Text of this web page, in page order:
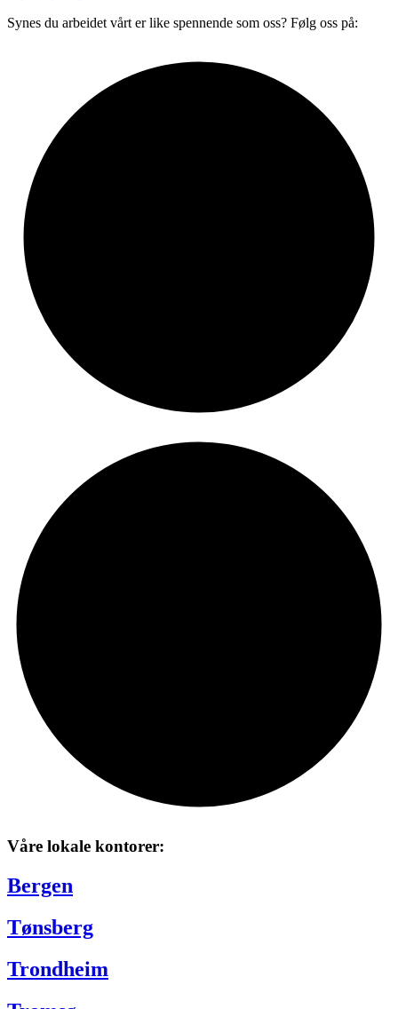
Synes du arbeidet vårt er like spennende som oss? Følg oss på:
Våre lokale kontorer:
Bergen
Tønsberg
Trondheim